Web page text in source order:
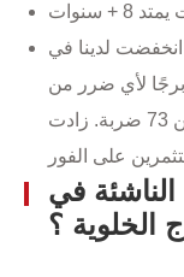
+ سنوات
انخفضت لدينا في
الغرب الأوسط هذا: لم تتعرض 14 برجًا لأي ضرر من
الصواعق لمدة ثلاث سنوات على الرغم من 73 ضربة. زادت
الناشئة في
الخلوية ؟